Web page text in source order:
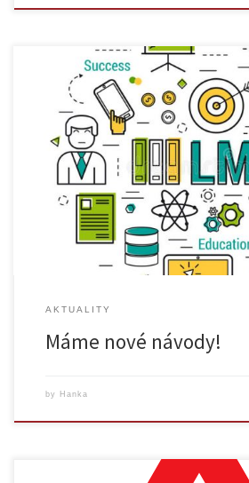
Technická podpora na UK pro své uživatele
práci se systémem Moodle. Ať už jste
rady se zápisem do kurzu, tvorbou
testování, podívejte se na naše zbrusu nové
odpověď na to, co jste […]
AKTUALITY
Máme nové návody!
by Hanka